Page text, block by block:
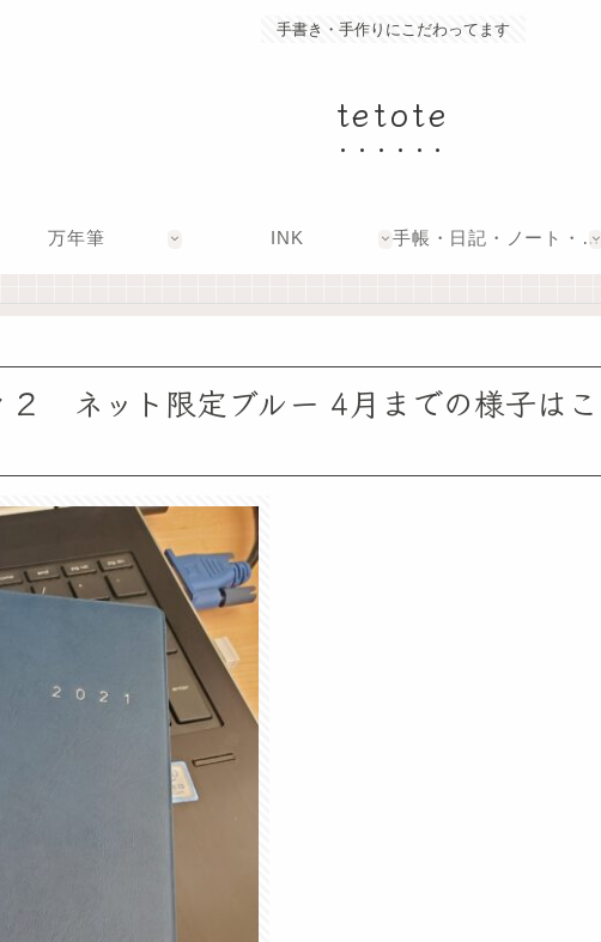
手書き・手作りにこだわってます
tetote
万年筆 INK 手帳・日記・ノート・文具
ネット限定ブルー 4月までの様子はこ